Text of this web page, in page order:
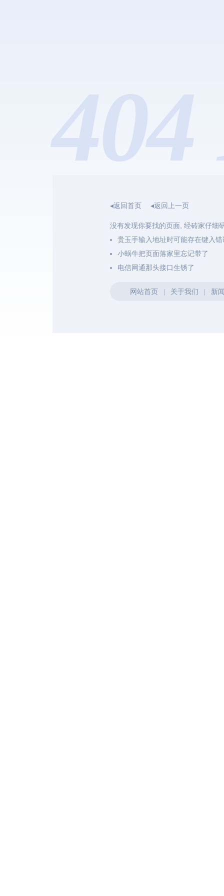
◂返回首页 ◂返回上一页
没有发现你要找的页面, 经砖家仔细
贵玉手输入地址时可能存在键入错
小蜗牛把页面落家里忘记带了
电信网通那头接口生锈了
网站首页 | 关于我们 | 新